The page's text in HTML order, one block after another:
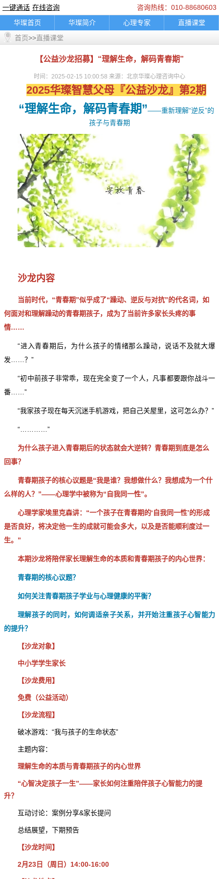
一键通话 在线咨询
咨询热线：010-88680603
华璨首页
华璨简介 心理专家
直播课堂
精彩推荐
联系我们
婚烟情感 孩子教育
家庭困扰
一键通话
轮播图片banner 底部图片
logo图
通知公告
首页>>直播课堂
【公益沙龙招募】“理解生命，解码青春期”
时间：2025-02-15 10:00:58 来源：北京华璨心理咨询中心
2025华璨智慧父母『公益沙龙』第2期
“理解生命，解码青春期”——重新理解“逆反”的
孩子与青春期
沙龙内容
当前时代，“青春期”似乎成了“躁动、逆反与对抗”的代名词，如
何面对和理解躁动的青春期孩子，成为了当前许多家长头疼的事
情……
“进入青春期后，为什么孩子的情绪那么躁动，说话不及就大爆
发……？”
“初中前孩子非常乖，现在完全变了一个人，凡事都要跟你战斗一
番……”
“我家孩子现在每天沉迷手机游戏，把自己关屋里，这可怎么办？”
“…………”
为什么孩子进入青春期后的状态就会大逆转？青春期到底是怎么
回事？
青春期孩子的核心议题是“我是谁？我想做什么？我想成为一个什
么样的人？”——心理学中被称为“自我同一性”。
心理学家埃里克森讲：“一个孩子在青春期的‘自我同一性’的形成
是否良好，将决定他一生的成就可能会多大，以及是否能顺利度过一
生。”
本期沙龙将陪伴家长理解生命的本质和青春期孩子的内心世界：
青春期的核心议题？
如何关注青春期孩子学业与心理健康的平衡？
理解孩子的同时，如何调适亲子关系，并开始注重孩子心智能力
的提升？
【沙龙对象】
中小学学生家长
【沙龙费用】
免费（公益活动）
【沙龙流程】
破冰游戏：“我与孩子的生命状态”
主题内容：
理解生命的本质与青春期孩子的内心世界
“心智决定孩子一生”——家长如何注重陪伴孩子心智能力的提
升？
互动讨论：案例分享&家长提问
总结展望，下期预告
【沙龙时间】
2月23日（周日）14:00-16:00